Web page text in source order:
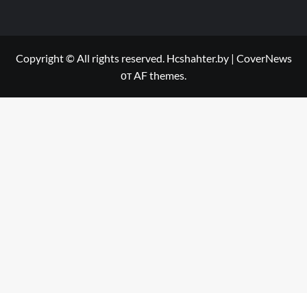
Copyright © All rights reserved. Hcshahter.by | CoverNews
от AF themes.